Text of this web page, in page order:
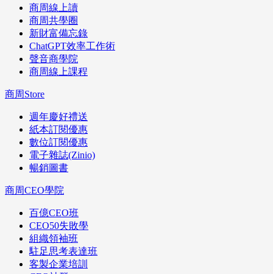
商周線上讀
商周共學圈
新財富備忘錄
ChatGPT效率工作術
聲音商學院
商周線上課程
商周Store
週年慶好禮送
紙本訂閱優惠
數位訂閱優惠
電子雜誌(Zinio)
暢銷圖書
商周CEO學院
百億CEO班
CEO50失敗學
組織領袖班
駐足思考表達班
客製企業培訓